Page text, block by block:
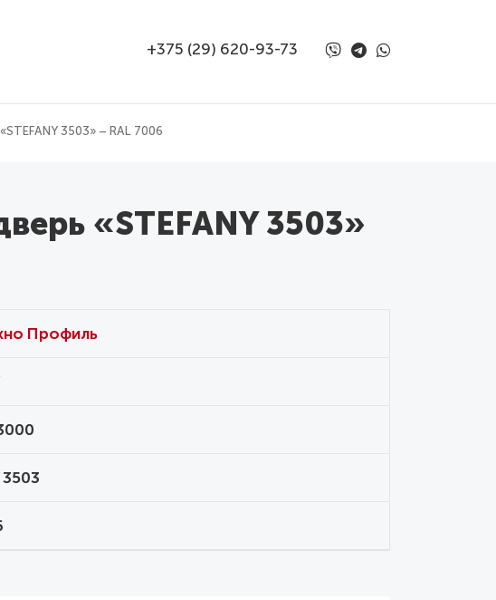
+375 (29) 620-93-73
3503» – RAL 7006
«STEFANY 3503»
Профиль
3503